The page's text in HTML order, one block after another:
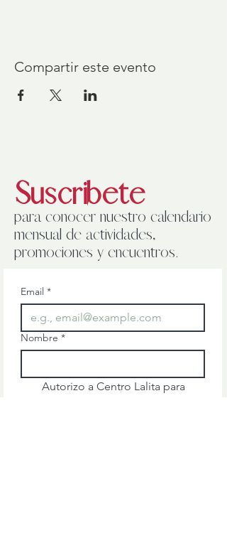
Compartir este evento
Suscribete
para conocer nuestro calendario
mensual de actividades,
promociones y encuentros.
Email *
Nombre *
Autorizo a Centro Lalita para